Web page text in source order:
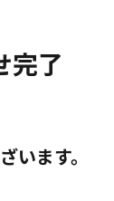
完了
います。